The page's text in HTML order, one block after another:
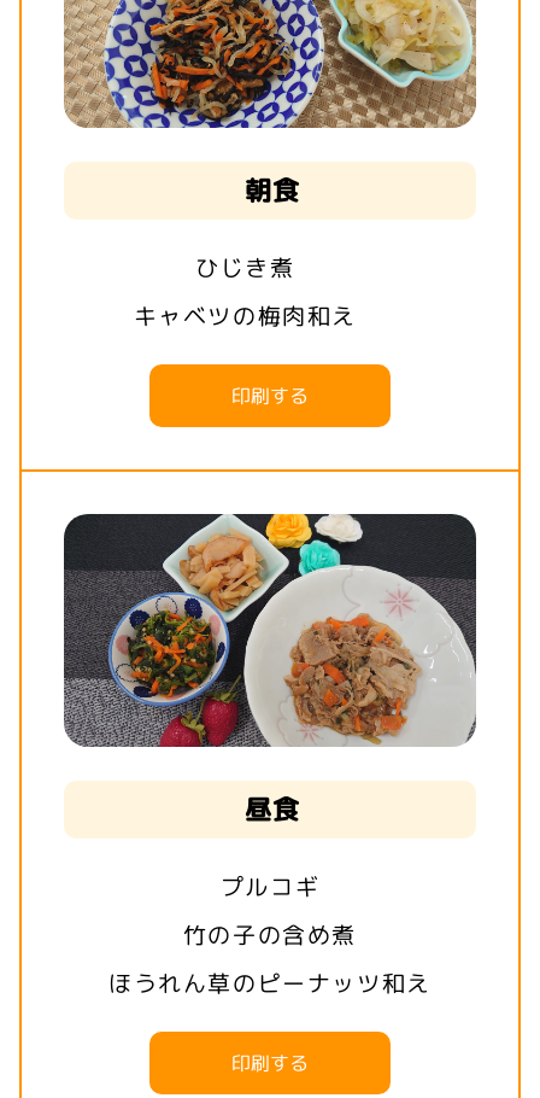
朝食
ひじき煮
キャベツの梅肉和え
印刷する
昼食
プルコギ
竹の子の含め煮
ほうれん草のピーナッツ和え
印刷する